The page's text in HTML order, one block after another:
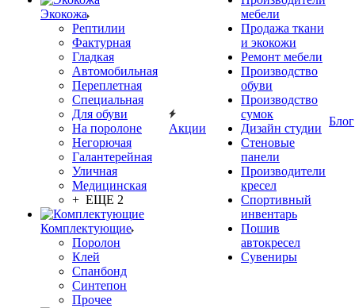
Экокожа
Рептилии
Фактурная
Гладкая
Автомобильная
Переплетная
Специальная
Для обуви
На поролоне
Негорючая
Галантерейная
Уличная
Медицинская
+ ЕЩЕ 2
Комплектующие
Поролон
Клей
Спанбонд
Синтепон
Прочее
Акции
мебели
Продажа ткани
и экокожи
Ремонт мебели
Производство
обуви
Производство
сумок
Дизайн студии
Стеновые
панели
Производители
кресел
Спортивный
инвентарь
Пошив
автокресел
Сувениры
Блог